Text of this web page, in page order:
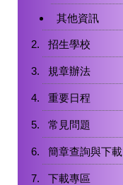
其他資訊
招生學校
規章辦法
重要日程
常見問題
簡章查詢與下載
下載專區